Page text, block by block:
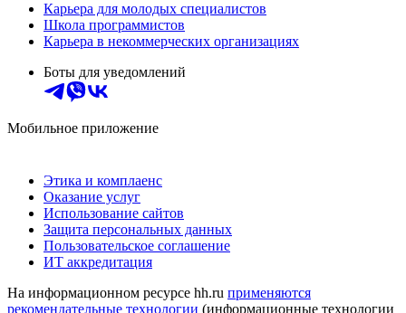
Карьера для молодых специалистов
Школа программистов
Карьера в некоммерческих организациях
Боты для уведомлений
Мобильное приложение
Этика и комплаенс
Оказание услуг
Использование сайтов
Защита персональных данных
Пользовательское соглашение
ИТ аккредитация
На информационном ресурсе hh.ru применяются
рекомендательные технологии (информационные технологии